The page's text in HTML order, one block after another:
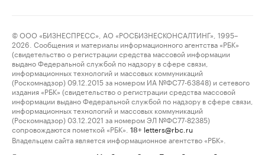
© ООО «БИЗНЕСПРЕСС», АО «РОСБИЗНЕСКОНСАЛТИНГ», 1995–
2026. Сообщения и материалы информационного агентства «РБК»
(свидетельство о регистрации средства массовой информации
выдано Федеральной службой по надзору в сфере связи,
информационных технологий и массовых коммуникаций
(Роскомнадзор) 09.12.2015 за номером ИА №ФС77-63848) и сетевого
издания «РБК» (свидетельство о регистрации средства массовой
информации выдано Федеральной службой по надзору в сфере связи,
информационных технологий и массовых коммуникаций
(Роскомнадзор) 03.12.2021 за номером ЭЛ №ФС77-82385)
сопровождаются пометкой «РБК».
18+ letters@rbc.ru
Владельцем сайта является информационное агентство «РБК».